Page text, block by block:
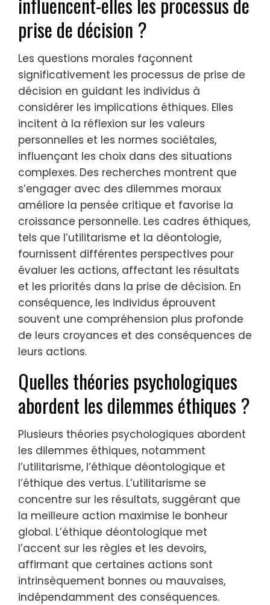
prise de décision ?
Les questions morales façonnent
significativement les processus de prise de
décision en guidant les individus à
considérer les implications éthiques. Elles
incitent à la réflexion sur les valeurs
personnelles et les normes sociétales,
influençant les choix dans des situations
complexes. Des recherches montrent que
s’engager avec des dilemmes moraux
améliore la pensée critique et favorise la
croissance personnelle. Les cadres éthiques,
tels que l’utilitarisme et la déontologie,
fournissent différentes perspectives pour
évaluer les actions, affectant les résultats
et les priorités dans la prise de décision. En
conséquence, les individus éprouvent
souvent une compréhension plus profonde
de leurs croyances et des conséquences de
leurs actions.
Quelles théories psychologiques
abordent les dilemmes éthiques ?
Plusieurs théories psychologiques abordent
les dilemmes éthiques, notamment
l’utilitarisme, l’éthique déontologique et
l’éthique des vertus. L’utilitarisme se
concentre sur les résultats, suggérant que
la meilleure action maximise le bonheur
global. L’éthique déontologique met
l’accent sur les règles et les devoirs,
affirmant que certaines actions sont
intrinsèquement bonnes ou mauvaises,
indépendamment des conséquences.